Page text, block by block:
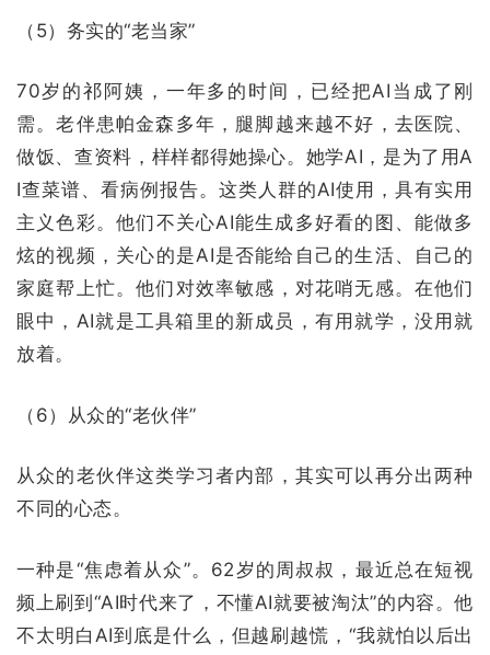
（5）务实的“老当家”
70岁的祁阿姨，一年多的时间，已经把AI当成了刚
需。老伴患帕金森多年，腿脚越来越不好，去医院、
做饭、查资料，样样都得她操心。她学AI，是为了用A
I查菜谱、看病例报告。这类人群的AI使用，具有实用
主义色彩。他们不关心AI能生成多好看的图、能做多
炫的视频，关心的是AI是否能给自己的生活、自己的
家庭帮上忙。他们对效率敏感，对花哨无感。在他们
眼中，AI就是工具箱里的新成员，有用就学，没用就
放着。
（6）从众的“老伙伴”
从众的老伙伴这类学习者内部，其实可以再分出两种
不同的心态。
一种是“焦虑着从众”。62岁的周叔叔，最近总在短视
频上刷到“AI时代来了，不懂AI就要被淘汰”的内容。他
不太明白AI到底是什么，但越刷越慌，“我就怕以后出